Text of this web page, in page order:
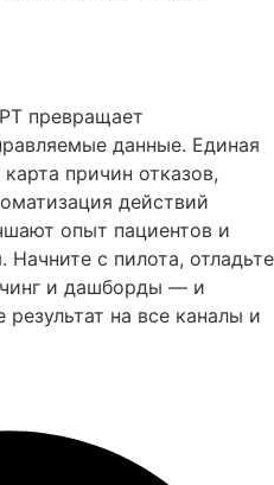
превращает
данные. Единая
причин отказов,
действий
опыт пациентов и
с пилота, отладьте
и дашборды — и
на все каналы и